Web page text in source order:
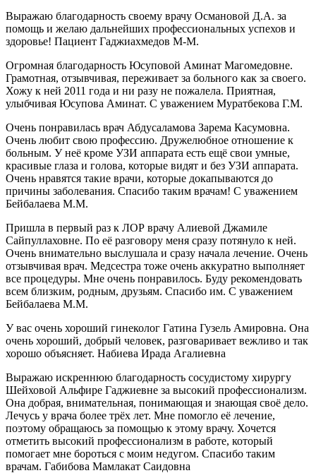
Выражаю благодарность своему врачу Османовой Д.А. за
помощь и желаю дальнейших профессиональных успехов и
здоровье! Пациент Гаджиахмедов М-М.
Огромная благодарность Юсуповой Аминат Магомедовне.
Грамотная, отзывчивая, переживает за больного как за своего.
Хожу к ней 2011 года и ни разу не пожалела. Приятная,
улыбчивая Юсупова Аминат. С уважением Муратбекова Г.М.
Очень понравилась врач Абдусаламова Зарема Касумовна.
Очень любит свою профессию. Дружелюбное отношение к
больным. У неё кроме УЗИ аппарата есть ещё свои умные,
красивые глаза и голова, которые видят и без УЗИ аппарата.
Очень нравятся такие врачи, которые докапываются до
причины заболевания. Спасибо таким врачам! С уважением
Бейбалаева М.М.
Пришла в первый раз к ЛОР врачу Алиевой Джамиле
Сайпуллаховне. По её разговору меня сразу потянуло к ней.
Очень внимательно выслушала и сразу начала лечение. Очень
отзывчивая врач. Медсестра тоже очень аккуратно выполняет
все процедуры. Мне очень понравилось. Буду рекомендовать
всем близким, родным, друзьям. Спасибо им. С уважением
Бейбалаева М.М.
У вас очень хороший гинеколог Гатина Гузель Амировна. Она
очень хороший, добрый человек, разговаривает вежливо и так
хорошо объясняет. Набиева Ирада Агалиевна
Выражаю искреннюю благодарность сосудистому хирургу
Шейховой Альфире Гаджиевне за высокий профессионализм.
Она добрая, внимательная, понимающая и знающая своё дело.
Лечусь у врача более трёх лет. Мне помогло её лечение,
поэтому обращаюсь за помощью к этому врачу. Хочется
отметить высокий профессионализм в работе, который
помогает мне бороться с моим недугом. Спасибо таким
врачам. Габибова Мамлакат Саидовна